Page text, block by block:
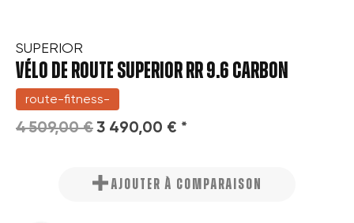
SUPERIOR
VÉLO DE ROUTE SUPERIOR RR 9.6 CARBON
route-fitness-
4 509,00 €3 490,00 € *
AJOUTER À COMPARAISON